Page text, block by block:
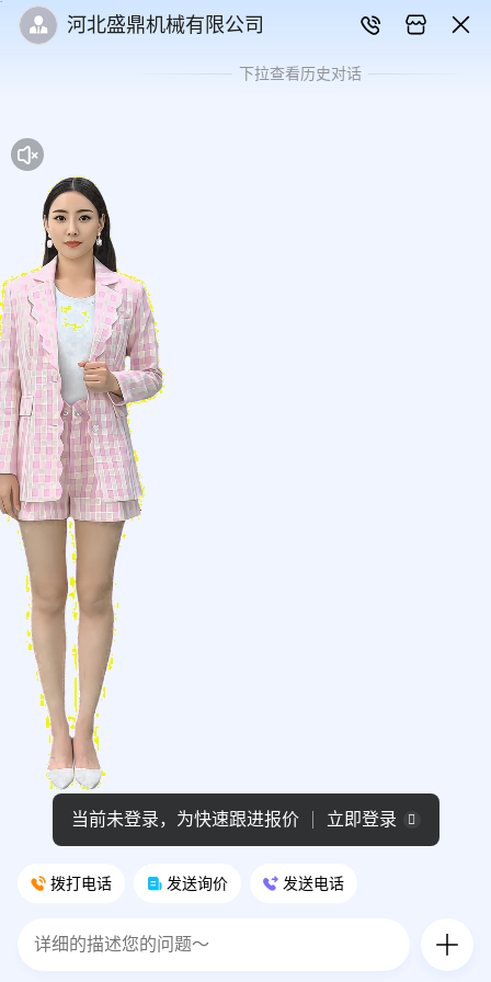
河北盛鼎机械有限公司
下拉查看历史对话
拨打电话 发送询价 发送电话
当前未登录，为快速跟进报价 立即登录